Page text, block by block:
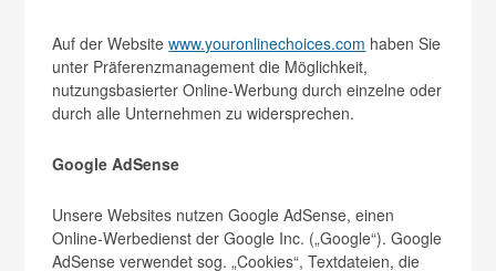
Auf der Websitewww.youronlinechoices.com haben Sie
unter Präferenzmanagement die Möglichkeit,
nutzungsbasierter Online-Werbung durch einzelne oder
durch alle Unternehmen zu widersprechen.
Google AdSense
Unsere Websites nutzen Google AdSense, einen
Online-Werbedienst der Google Inc. („Google“). Google
AdSense verwendet sog. „Cookies“, Textdateien, die